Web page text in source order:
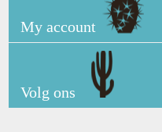
My account
Volg ons